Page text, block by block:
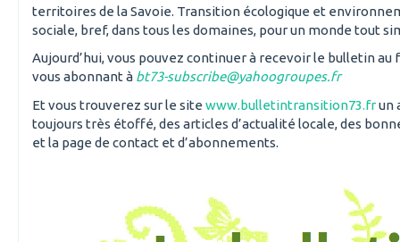
territoires de la Savoie. Transition écologique et
sociale, bref, dans tous les domaines, pour un monde tout
Aujourd’hui, vous pouvez continuer à recevoir le bulletin au
vous abonnant à bt73-subscribe@yahoogroupes.fr
Et vous trouverez sur le site www.bulletintransition73.frun
toujours très étoffé, des articles d’actualité locale, des
et la page de contact et d’abonnements.